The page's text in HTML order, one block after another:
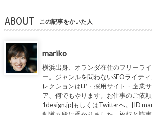
ABOUT この記事をかいた人
mariko
横浜出身、オランダ在住のフリーラ
ー。ジャンルを問わないSEOライテ
レクションはLP・採用サイト・企業
ア、何でもやります。お仕事のご依
1design.jp]もしくはTwitterへ。[ID